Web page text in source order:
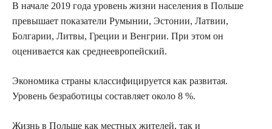
В начале 2019 года уровень жизни населения в Польше
превышает показатели Румынии, Эстонии, Латвии,
Болгарии, Литвы, Греции и Венгрии. При этом он
оценивается как среднеевропейский.
Экономика страны классифицируется как развитая.
Уровень безработицы составляет около 8 %.
Жизнь в Польше как местных жителей, так и